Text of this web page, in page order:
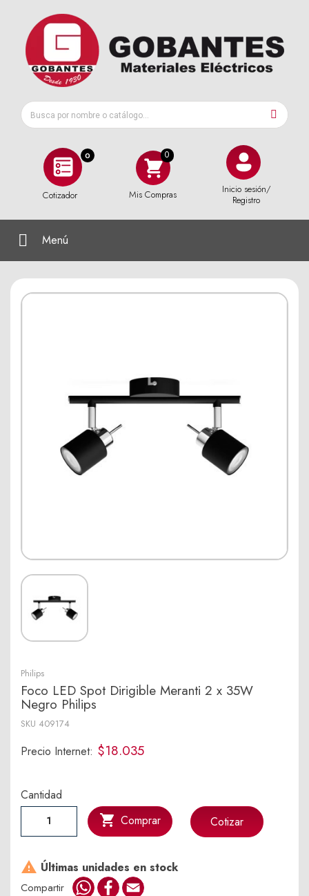
0
Cotizador Mis Compras
Inicio sesión/
Registro
Menú
Philips
Foco LED Spot Dirigible Meranti 2 x 35W
Negro Philips
SKU 409174
Precio Internet: $18.035
Cantidad
 Comprar
 Últimas unidades en stock
Cotizar
Compartir WhatsApp
Facebook